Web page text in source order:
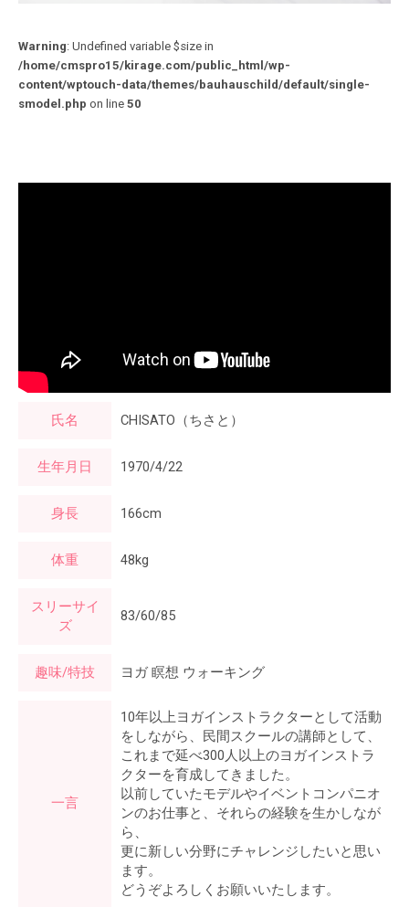
Warning: Undefined variable $size in
/home/cmspro15/kirage.com/public_html/wp-
content/wptouch-data/themes/bauhauschild/default/single-
smodel.php on line 50
氏名 CHISATO（ちさと）
生年月日 1970/4/22
身長 166cm
体重 48kg
スリーサイ
ズ
83/60/85
趣味/特技 ヨガ 瞑想 ウォーキング
一言
10年以上ヨガインストラクターとして活動
をしながら、民間スクールの講師として、
これまで延べ300人以上のヨガインストラ
クターを育成してきました。
以前していたモデルやイベントコンパニオ
ンのお仕事と、それらの経験を生かしなが
ら、
更に新しい分野にチャレンジしたいと思い
ます。
どうぞよろしくお願いいたします。